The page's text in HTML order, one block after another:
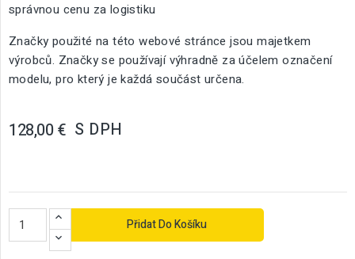
správnou cenu za logistiku
Značky použité na této webové stránce jsou majetkem
výrobců. Značky se používají výhradně za účelem označení
modelu, pro který je každá součást určena.
128,00 € S DPH
Přidat Do Košíku